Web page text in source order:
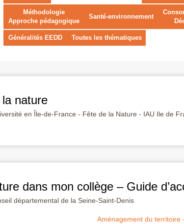
Méthodologie
Approche pédagogique
Santé-environnement
Généralités EEDD Toutes les thématiques
nature
en Île-de-France - Fête de la Nature - IAU Ile de
dans mon collège – Guide
départemental de la Seine-Saint-Denis
Aménagement du territoire